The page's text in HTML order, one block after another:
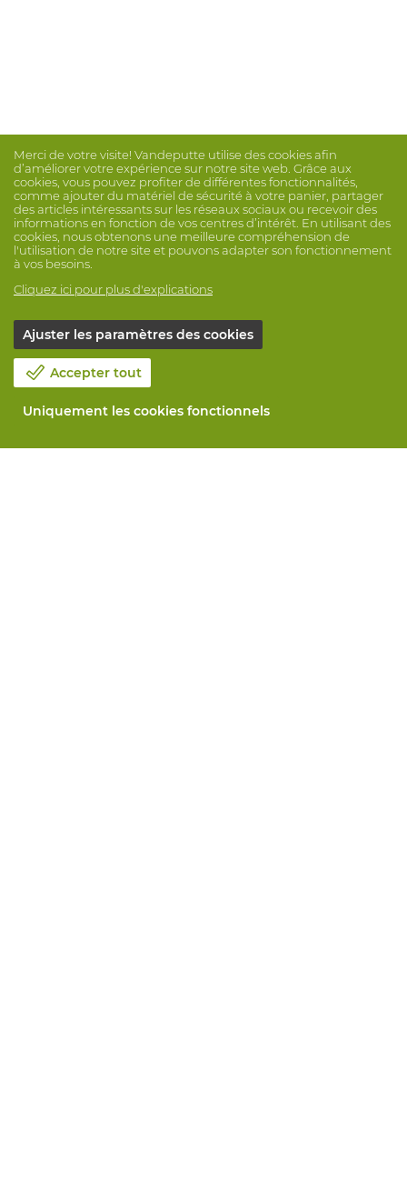
Merci de votre visite! Vandeputte utilise des cookies afin
d’améliorer votre expérience sur notre site web. Grâce aux
cookies, vous pouvez profiter de différentes fonctionnalités,
comme ajouter du matériel de sécurité à votre panier, partager
des articles intéressants sur les réseaux sociaux ou recevoir des
informations en fonction de vos centres d’intérêt. En utilisant des
cookies, nous obtenons une meilleure compréhension de
l'utilisation de notre site et pouvons adapter son fonctionnement
à vos besoins.
Cliquez ici pour plus d'explications
Ajuster les paramètres des cookies
Accepter tout
Uniquement les cookies fonctionnels